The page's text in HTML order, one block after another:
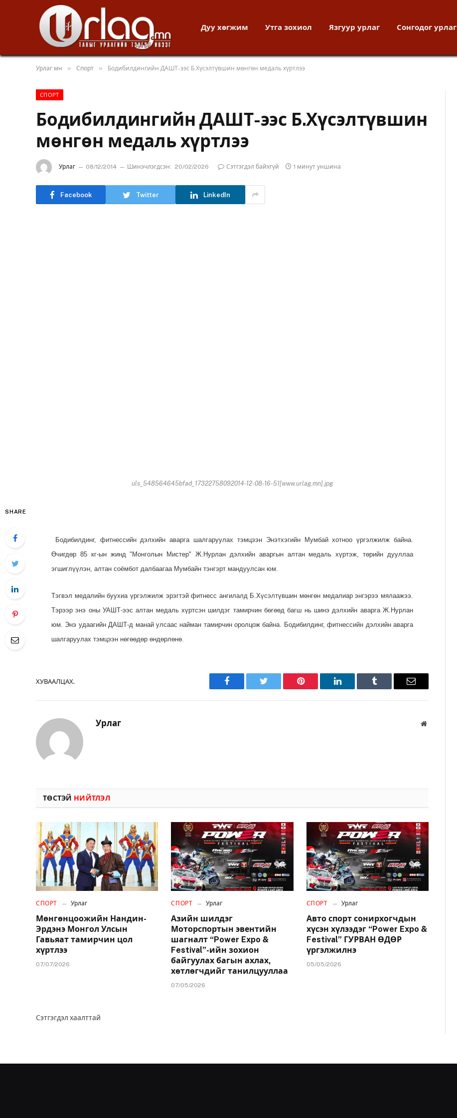
Дуу хөгжим Утга зохиол Язгуур урлаг Сонгодог урлаг
Урлаг.мн » Спорт » Бодибилдингийн ДАШТ-ээс Б.Хүсэлтүвшин мөнгөн медаль хүртлээ
СПОРТ
Бодибилдингийн ДАШТ-ээс Б.Хүсэлтүвшин
мөнгөн медаль хүртлээ
Урлаг 08/12/2014 Шинэчлэгдсэн: 20/02/2026 Сэтгэгдэл байхгүй 1 минут уншина
Facebook Twitter LinkedIn
uls_548564645bfad_17322758092014-12-08-16-51[www.urlag.mn].jpg
SHARE
Бодибилдинг, фитнессийн дэлхийн аварга шалгаруулах тэмцээн Энэтхэгийн Мумбай хотноо үргэлжилж байна.
Өчигдөр 85 кг-ын жинд "Монголын Мистер" Ж.Нурлан дэлхийн аваргын алтан медаль хүртэж, төрийн дууллаа
эгшиглүүлэн, алтан соёмбот далбаагаа Мумбайн тэнгэрт мандуулсан юм.
Тэгвэл медалийн буухиа үргэлжилж эрэгтэй фитнесс ангилалд Б.Хүсэлтүвшин мөнгөн медалиар энгэрээ мялаажээ.
Тэрээр энэ оны УАШТ-ээс алтан медаль хүртсэн шилдэг тамирчин бөгөөд багш нь шинэ дэлхийн аварга Ж.Нурлан
юм. Энэ удаагийн ДАШТ-д манай улсаас найман тамирчин оролцож байна. Бодибилдинг, фитнессийн дэлхийн аварга
шалгаруулах тэмцээн нөгөөдөр өндөрлөнө.
ХУВААЛЦАХ.
Facebook Twitter Pinterest LinkedIn Tumblr Имэйл
Урлаг Вэбсайт
ТӨСТЭЙ НИЙТЛЭЛ
СПОРТ Урлаг
Мөнгөнцоожийн Нандин-
Эрдэнэ Монгол Улсын
Гавьяат тамирчин цол
хүртлээ
07/07/2026
СПОРТ Урлаг
Азийн шилдэг
Моторспортын эвентийн
шагналт “Power Expo &
Festival”-ийн зохион
байгуулах багын ахлах,
хөтлөгчдийг танилцууллаа
07/05/2026
СПОРТ Урлаг
Авто спорт сонирхогчдын
хүсэн хүлээдэг “Power Expo &
Festival” ГУРВАН ӨДӨР
үргэлжилнэ
05/05/2026
Сэтгэгдэл хаалттай